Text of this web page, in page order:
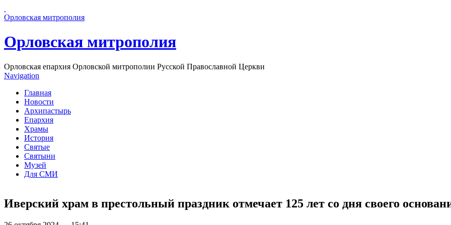
Орловская митрополия
Орловская митрополия
Орловская епархия Орловской митрополии Русской Православной Церкви
Navigation
Главная
Новости
Архипастырь
Епархия
Храмы
История
Святые
Святыни
Музей
Для СМИ
Иверский храм в престольный праздник отмечает 125 лет со дня своего